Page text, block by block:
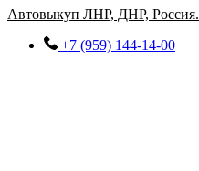
Перейти
содержимому
Автовыкуп ЛНР, ДНР, Россия.
+7 (959) 144-14-00